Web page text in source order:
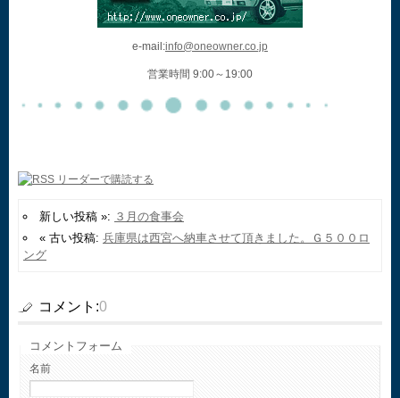
e-mail:info@oneowner.co.jp
営業時間 9:00～19:00
新しい投稿 »: ３月の食事会
« 古い投稿: 兵庫県は西宮へ納車させて頂きました。Ｇ５００ロ
ング
コメント:0
コメントフォーム
名前